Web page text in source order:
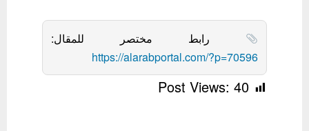
رابط مختصر للمقال:
https://alarabportal.com/?p=70596
Post Views: 40